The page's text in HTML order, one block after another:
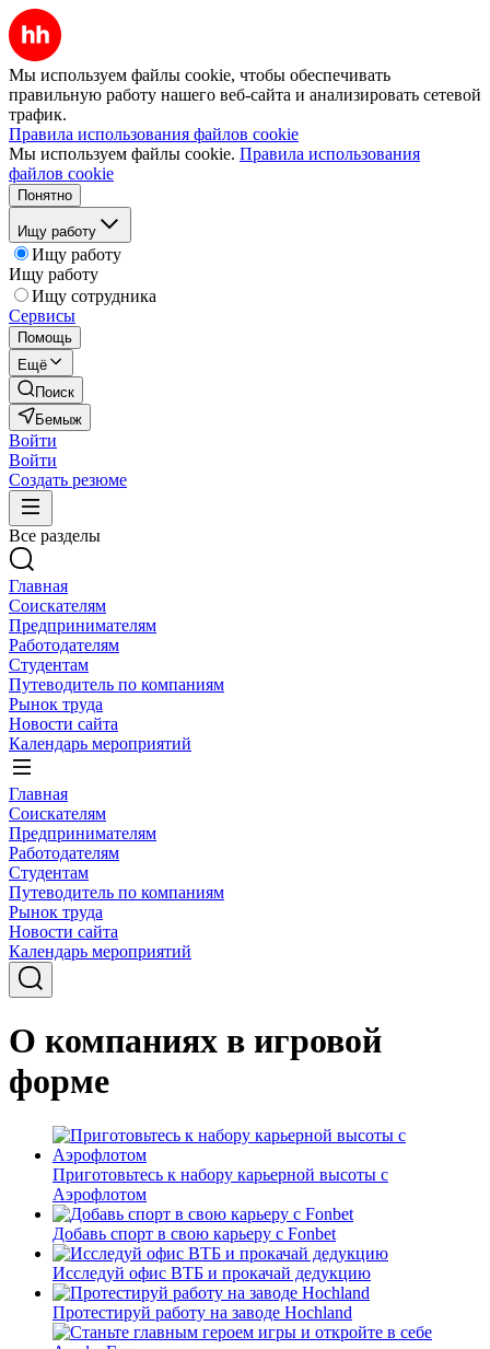
Мы используем файлы cookie, чтобы обеспечивать
правильную работу нашего веб-сайта и анализировать сетевой
трафик.
Правила использования файлов cookie
Мы используем файлы cookie. Правила использования
файлов cookie
Понятно
Ищу работу
Ищу работу
Ищу работу
Ищу сотрудника
Сервисы
Помощь
Ещё
Поиск
Бемыж
Войти
Войти
Создать резюме
Все разделы
Главная
Соискателям
Предпринимателям
Работодателям
Студентам
Путеводитель по компаниям
Рынок труда
Новости сайта
Календарь мероприятий
Главная
Соискателям
Предпринимателям
Работодателям
Студентам
Путеводитель по компаниям
Рынок труда
Новости сайта
Календарь мероприятий
О компаниях в игровой
форме
Приготовьтесь к набору карьерной высоты с
Аэрофлотом
Добавь спорт в свою карьеру с Fonbet
Исследуй офис ВТБ и прокачай дедукцию
Протестируй работу на заводе Hochland